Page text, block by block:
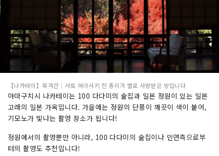
【나카테이】북객간：사토 에이사키 전 총리가 별로 사랑받은 방입니다
야마구치시 나카테이는 100 다다미의 술집과 일본 정원이 있는 일본
고래의 일본 가옥입니다. 가을에는 정원의 단풍이 깨끗이 색이 붙어,
기모노가 빛나는 촬영 장소가 됩니다!
정원에서의 촬영뿐만 아니라, 100 다다미의 술집이나 인연측으로부
터의 촬영도 추천입니다!